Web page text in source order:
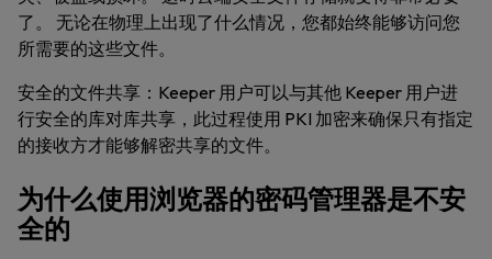
了。 无论在物理上出现了什么情况，您都始终能够访问您
所需要的这些文件。
安全的文件共享： Keeper 用户可以与其他 Keeper 用户进
行安全的库对库共享，此过程使用 PKI 加密来确保只有指定
的接收方才能够解密共享的文件。
为什么使用浏览器的密码管理器是不安
全的